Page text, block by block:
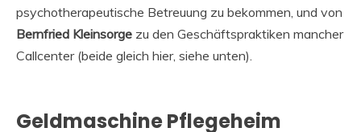
psychotherapeutische Betreuung zu bekommen, und von
Bernfried Kleinsorge zu den Geschäftspraktiken mancher
Callcenter (beide gleich hier, siehe unten).
Geldmaschine Pflegeheim